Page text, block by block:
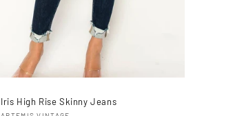
Iris High Rise Skinny Jeans